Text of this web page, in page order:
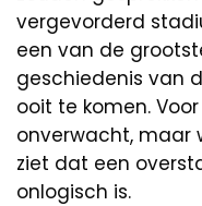
vergevorderd
een van de
geschiedenis van
ooit te komen.
onverwacht, maar
ziet dat een
onlogisch is.